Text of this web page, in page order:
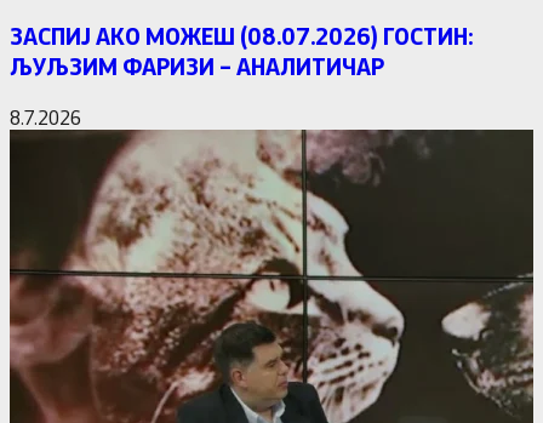
ЗАСПИЈ АКО МОЖЕШ (08.07.2026) ГОСТИН:
ЉУЉЗИМ ФАРИЗИ – АНАЛИТИЧАР
8.7.2026